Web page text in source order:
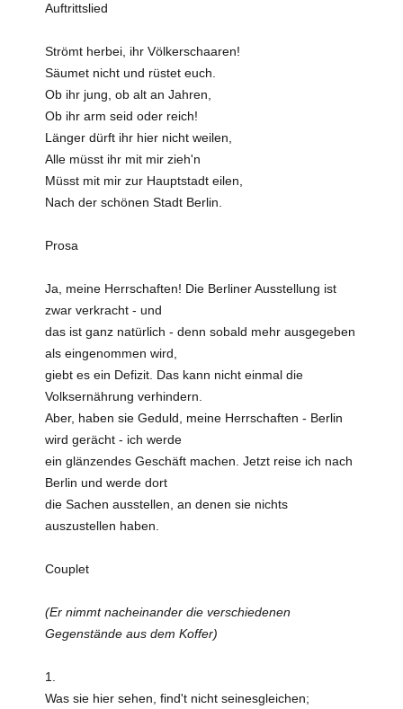
Auftrittslied
Strömt herbei, ihr Völkerschaaren!
Säumet nicht und rüstet euch.
Ob ihr jung, ob alt an Jahren,
Ob ihr arm seid oder reich!
Länger dürft ihr hier nicht weilen,
Alle müsst ihr mit mir zieh'n
Müsst mit mir zur Hauptstadt eilen,
Nach der schönen Stadt Berlin.
Prosa
Ja, meine Herrschaften! Die Berliner Ausstellung ist
zwar verkracht - und
das ist ganz natürlich - denn sobald mehr ausgegeben
als eingenommen wird,
giebt es ein Defizit. Das kann nicht einmal die
Volksernährung verhindern.
Aber, haben sie Geduld, meine Herrschaften - Berlin
wird gerächt - ich werde
ein glänzendes Geschäft machen. Jetzt reise ich nach
Berlin und werde dort
die Sachen ausstellen, an denen sie nichts
auszustellen haben.
Couplet
(Er nimmt nacheinander die verschiedenen
Gegenstände aus dem Koffer)
1.
Was sie hier sehen, find't nicht seinesgleichen;